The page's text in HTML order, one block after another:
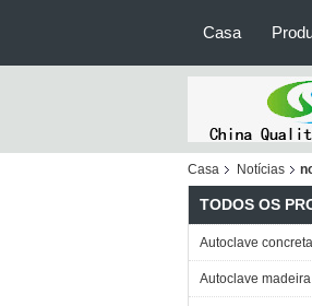
Casa
Casa Notícias
TODOS OS
Autoclave concreta
Autoclave madeira